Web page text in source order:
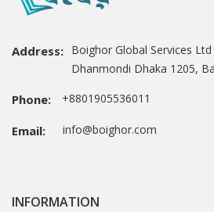
Address: Boighor Global Services
Dhanmondi Dhaka 1205,
Phone: +8801905536011
Email: info@boighor.com
INFORMATION